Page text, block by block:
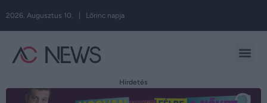
2026. Augusztus 10. | Lőrinc napja
Hirdetés